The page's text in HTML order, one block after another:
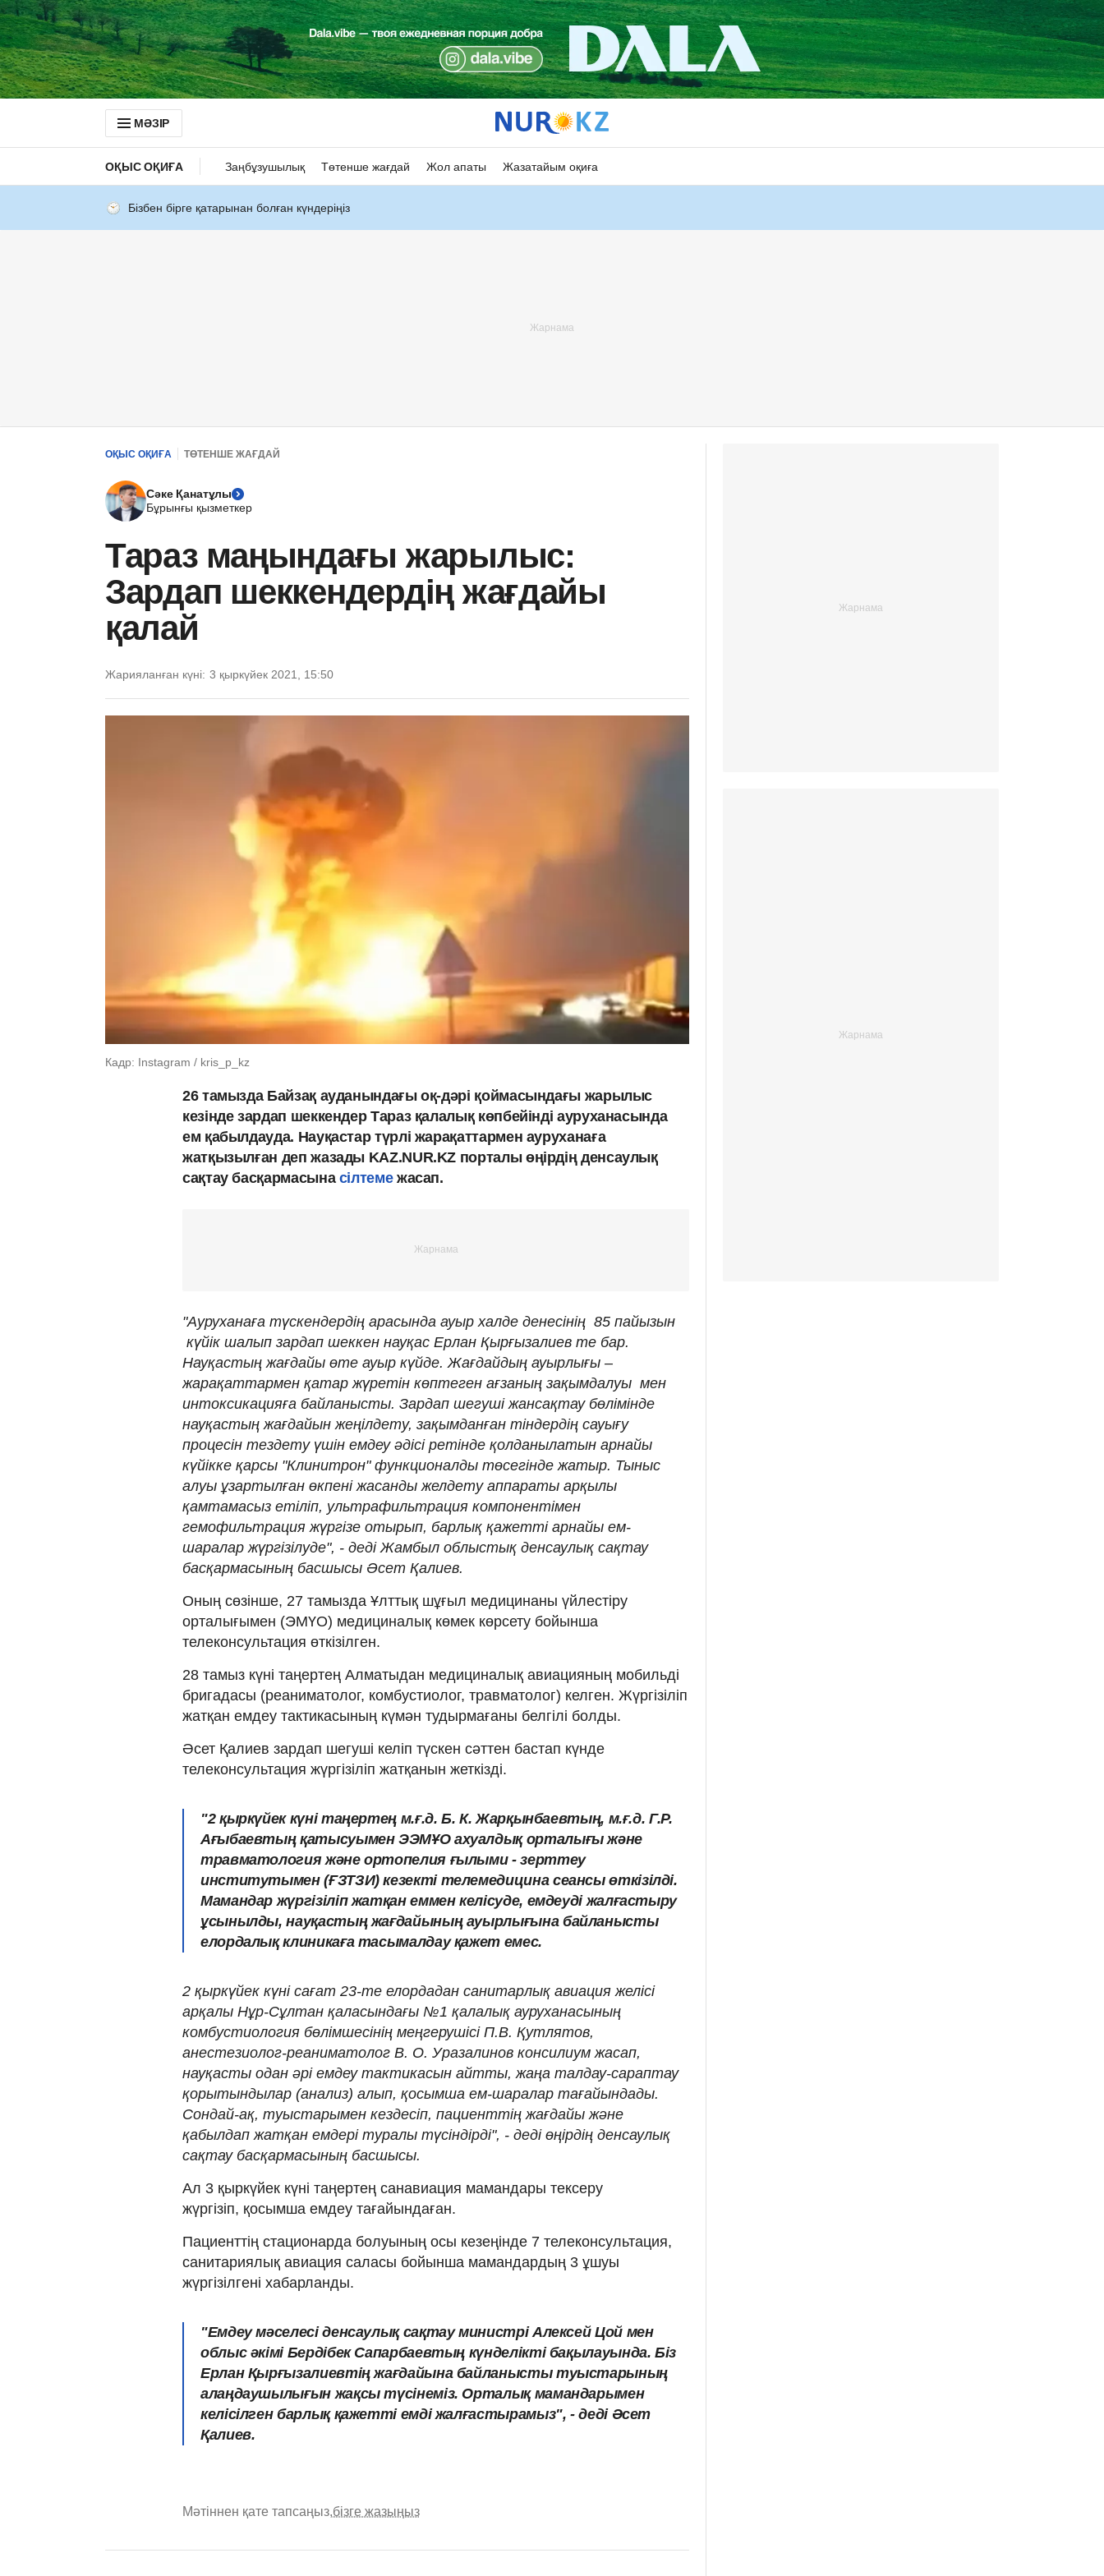
МӘЗІР
ОҚЫС ОҚИҒА Заңбұзушылық Төтенше жағдай Жол апаты Жазатайым оқиға
Бізбен бірге қатарынан болған күндеріңіз
ОҚЫС ОҚИҒА ТӨТЕНШЕ ЖАҒДАЙ
Сәке Қанатұлы
Бұрынғы қызметкер
Тараз маңындағы жарылыс:
Зардап шеккендердің жағдайы
қалай
Жарияланған күні: 3 қыркүйек 2021, 15:50
Кадр: Instagram / kris_p_kz
26 тамызда Байзақ ауданындағы оқ-дәрі қоймасындағы жарылыс
кезінде зардап шеккендер Тараз қалалық көпбейінді ауруханасында
ем қабылдауда. Науқастар түрлі жарақаттармен ауруханаға
жатқызылған деп жазады KAZ.NUR.KZ порталы өңірдің денсаулық
сақтау басқармасына сілтеме жасап.
"Ауруханаға түскендердің арасында ауыр халде денесінің 85 пайызын
күйік шалып зардап шеккен науқас Ерлан Қырғызалиев те бар.
Науқастың жағдайы өте ауыр күйде. Жағдайдың ауырлығы –
жарақаттармен қатар жүретін көптеген ағзаның зақымдалуы мен
интоксикацияға байланысты. Зардап шегуші жансақтау бөлімінде
науқастың жағдайын жеңілдету, зақымданған тіндердің сауығу
процесін тездету үшін емдеу әдісі ретінде қолданылатын арнайы
күйікке қарсы "Клинитрон" функционалды төсегінде жатыр. Тыныс
алуы ұзартылған өкпені жасанды желдету аппараты арқылы
қамтамасыз етіліп, ультрафильтрация компонентімен
гемофильтрация жүргізе отырып, барлық қажетті арнайы ем-
шаралар жүргізілуде", - деді Жамбыл облыстық денсаулық сақтау
басқармасының басшысы Әсет Қалиев.
Оның сөзінше, 27 тамызда Ұлттық шұғыл медицинаны үйлестіру
орталығымен (ЭМҮО) медициналық көмек көрсету бойынша
телеконсультация өткізілген.
28 тамыз күні таңертең Алматыдан медициналық авиацияның мобильді
бригадасы (реаниматолог, комбустиолог, травматолог) келген. Жүргізіліп
жатқан емдеу тактикасының күмән тудырмағаны белгілі болды.
Әсет Қалиев зардап шегуші келіп түскен сәттен бастап күнде
телеконсультация жүргізіліп жатқанын жеткізді.
"2 қыркүйек күні таңертең м.ғ.д. Б. К. Жарқынбаевтың, м.ғ.д. Г.Р.
Ағыбаевтың қатысуымен ЭЭМҰО ахуалдық орталығы және
травматология және ортопелия ғылыми - зерттеу
институтымен (ҒЗТЗИ) кезекті телемедицина сеансы өткізілді.
Мамандар жүргізіліп жатқан еммен келісуде, емдеуді жалғастыру
ұсынылды, науқастың жағдайының ауырлығына байланысты
елордалық клиникаға тасымалдау қажет емес.
2 қыркүйек күні сағат 23-те елордадан санитарлық авиация желісі
арқалы Нұр-Сұлтан қаласындағы №1 қалалық ауруханасының
комбустиология бөлімшесінің меңгерушісі П.В. Қутлятов,
анестезиолог-реаниматолог В. О. Уразалинов консилиум жасап,
науқасты одан әрі емдеу тактикасын айтты, жаңа талдау-сараптау
қорытындылар (анализ) алып, қосымша ем-шаралар тағайындады.
Сондай-ақ, туыстарымен кездесіп, пациенттің жағдайы және
қабылдап жатқан емдері туралы түсіндірді", - деді өңірдің денсаулық
сақтау басқармасының басшысы.
Ал 3 қыркүйек күні таңертең санавиация мамандары тексеру
жүргізіп, қосымша емдеу тағайындаған.
Пациенттің стационарда болуының осы кезеңінде 7 телеконсультация,
санитариялық авиация саласы бойынша мамандардың 3 ұшуы
жүргізілгені хабарланды.
"Емдеу мәселесі денсаулық сақтау министрі Алексей Цой мен
облыс әкімі Бердібек Сапарбаевтың күнделікті бақылауында. Біз
Ерлан Қырғызалиевтің жағдайына байланысты туыстарының
алаңдаушылығын жақсы түсінеміз. Орталық мамандарымен
келісілген барлық қажетті емді жалғастырамыз", - деді Әсет
Қалиев.
Мәтіннен қате тапсаңыз,бізге жазыңыз